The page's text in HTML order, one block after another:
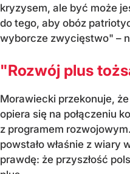
kryzysem, ale być może
do tego, aby obóz
wyborcze zwycięstwo" –
"Rozwój plus
Morawiecki przekonuje,
opiera się na połączeniu
z programem
powstało właśnie z wiary
prawdę: że przyszłość